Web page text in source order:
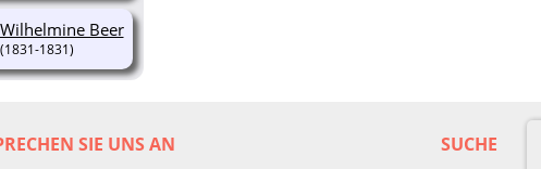
Beer
(1831-1831)
SIE UNS AN SUCHE